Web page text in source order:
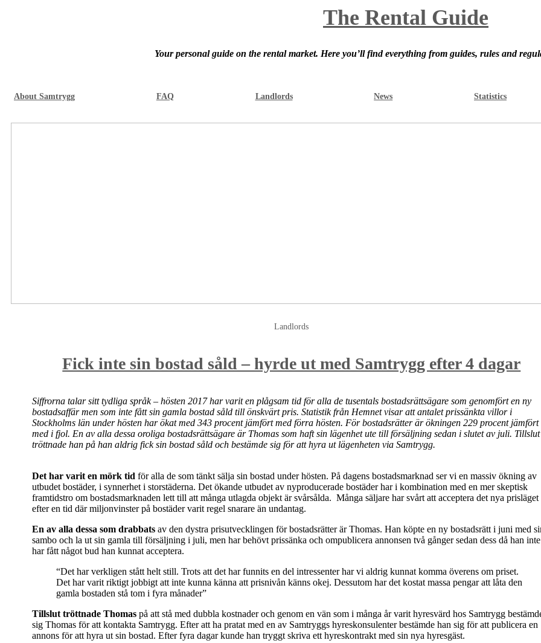
The Rental Guide
Your personal guide on the rental market. Here you’ll find everything from guides, rules and
About Samtrygg FAQ Landlords News Statistics
Landlords
Fick inte sin bostad såld – hyrde ut med Samtrygg efter 4 dagar
Siffrorna talar sitt tydliga språk – hösten 2017 har varit en plågsam tid för alla de tusentals bostadsrättsägare som genomfört en ny
bostadsaffär men som inte fått sin gamla bostad såld till önskvärt pris. Statistik från Hemnet visar att antalet prissänkta villor i
Stockholms län under hösten har ökat med 343 procent jämfört med förra hösten. För bostadsrätter är ökningen 229 procent jämfört
med i fjol. En av alla dessa oroliga bostadsrättsägare är Thomas som haft sin lägenhet ute till försäljning sedan i slutet av juli. Tillslut
tröttnade han på han aldrig fick sin bostad såld och bestämde sig för att hyra ut lägenheten via Samtrygg.
Det har varit en mörk tid för alla de som tänkt sälja sin bostad under hösten. På dagens bostadsmarknad ser vi en massiv ökning av
utbudet bostäder, i synnerhet i storstäderna. Det ökande utbudet av nyproducerade bostäder har i kombination med en mer skeptisk
framtidstro om bostadsmarknaden lett till att många utlagda objekt är svårsålda. Många säljare har svårt att acceptera det nya prisläget
efter en tid där miljonvinster på bostäder varit regel snarare än undantag.
En av alla dessa som drabbats av den dystra prisutvecklingen för bostadsrätter är Thomas. Han köpte en ny bostadsrätt i juni med
sambo och la ut sin gamla till försäljning i juli, men har behövt prissänka och ompublicera annonsen två gånger sedan dess då han inte
har fått något bud han kunnat acceptera.
“Det har verkligen stått helt still. Trots att det har funnits en del intressenter har vi aldrig kunnat komma överens om priset.
Det har varit riktigt jobbigt att inte kunna känna att prisnivån känns okej. Dessutom har det kostat massa pengar att låta den
gamla bostaden stå tom i fyra månader”
Tillslut tröttnade Thomas på att stå med dubbla kostnader och genom en vän som i många år varit hyresvärd hos Samtrygg
sig Thomas för att kontakta Samtrygg. Efter att ha pratat med en av Samtryggs hyreskonsulenter bestämde han sig för att publicera en
annons för att hyra ut sin bostad. Efter fyra dagar kunde han tryggt skriva ett hyreskontrakt med sin nya hyresgäst.